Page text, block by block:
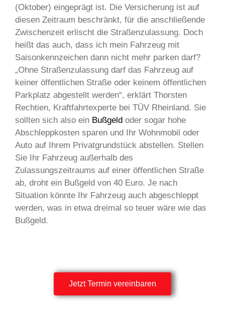
(Oktober) eingeprägt ist. Die Versicherung ist auf
diesen Zeitraum beschränkt, für die anschließende
Zwischenzeit erlischt die Straßenzulassung. Doch
heißt das auch, dass ich mein Fahrzeug mit
Saisonkennzeichen dann nicht mehr parken darf?
„Ohne Straßenzulassung darf das Fahrzeug auf
keiner öffentlichen Straße oder keinem öffentlichen
Parkplatz abgestellt werden“, erklärt Thorsten
Rechtien, Kraftfahrtexperte bei TÜV Rheinland. Sie
sollten sich also ein Bußgeld oder sogar hohe
Abschleppkosten sparen und Ihr Wohnmobil oder
Auto auf Ihrem Privatgrundstück abstellen. Stellen
Sie Ihr Fahrzeug außerhalb des
Zulassungszeitraums auf einer öffentlichen Straße
ab, droht ein Bußgeld von 40 Euro. Je nach
Situation könnte Ihr Fahrzeug auch abgeschleppt
werden, was in etwa dreimal so teuer wäre wie das
Bußgeld.
Jetzt Termin vereinbaren